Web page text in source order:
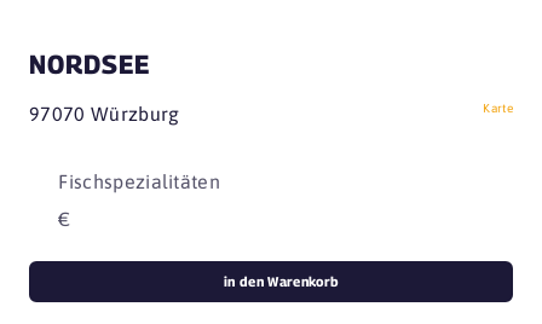
NORDSEE
97070 Würzburg Karte
Fischspezialitäten
€
in den Warenkorb